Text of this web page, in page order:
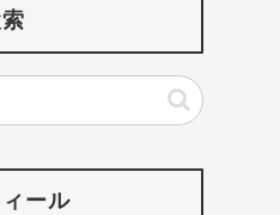
ール